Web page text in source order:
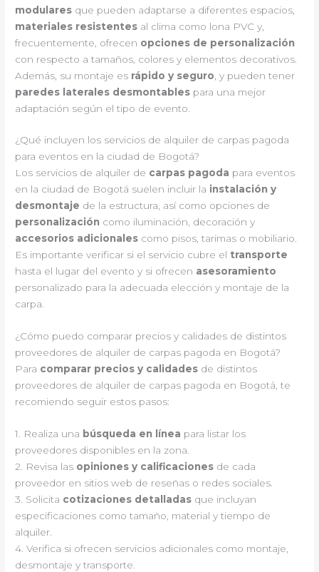
modulares que pueden adaptarse a diferentes espacios,
materiales resistentes al clima como lona PVC y,
frecuentemente, ofrecen opciones de personalización
con respecto a tamaños, colores y elementos decorativos.
Además, su montaje es rápido y seguro , y pueden tener
paredes laterales desmontables para una mejor
adaptación según el tipo de evento.
¿Qué incluyen los servicios de alquiler de carpas pagoda
para eventos en la ciudad de Bogotá?
Los servicios de alquiler de carpas pagoda para eventos
en la ciudad de Bogotá suelen incluir la instalación y
desmontaje de la estructura, así como opciones de
personalización como iluminación, decoración y
accesorios adicionales como pisos, tarimas o mobiliario.
Es importante verificar si el servicio cubre el transporte
hasta el lugar del evento y si ofrecen asesoramiento
personalizado para la adecuada elección y montaje de la
carpa.
¿Cómo puedo comparar precios y calidades de distintos
proveedores de alquiler de carpas pagoda en Bogotá?
Para comparar precios y calidades de distintos
proveedores de alquiler de carpas pagoda en Bogotá, te
recomiendo seguir estos pasos:
1. Realiza una búsqueda en línea para listar los
proveedores disponibles en la zona.
2. Revisa las opiniones y calificaciones de cada
proveedor en sitios web de reseñas o redes sociales.
3. Solicita cotizaciones detalladas que incluyan
especificaciones como tamaño, material y tiempo de
alquiler.
4. Verifica si ofrecen servicios adicionales como montaje,
desmontaje y transporte.